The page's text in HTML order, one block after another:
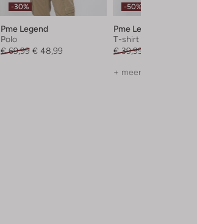
-30%
Pme Legend
Polo
€ 69,99 € 48,99
-50%
Pme Legend
T-shirt
€ 39,99
+ meer kleuren